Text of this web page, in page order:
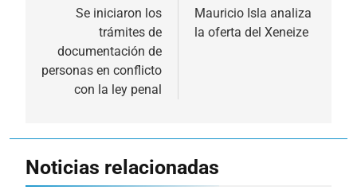
entradas
Se iniciaron los
trámites de
documentación de
personas en conflicto
con la ley penal
Mauricio Isla analiza
la oferta del Xeneize
Noticias relacionadas